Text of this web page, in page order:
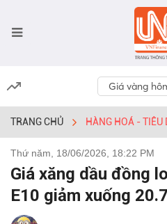
Giá vàng
TRANG CHỦ HÀNG HOÁ - TIÊU
Thứ năm, 18/06/2026, 18:22 PM
Giá xăng dầu đồng
E10 giảm xuống